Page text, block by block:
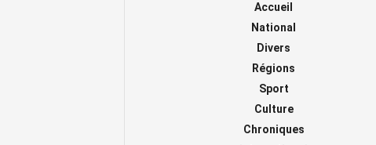
Accueil
National
Divers
Régions
Sport
Culture
Chroniques